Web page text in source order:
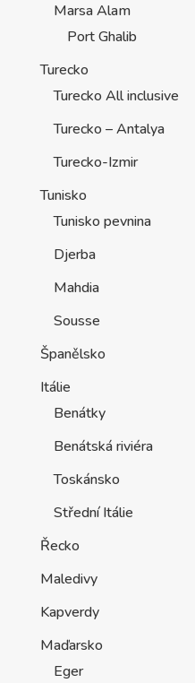
Marsa Alam
Port Ghalib
Turecko
Turecko All inclusive
Turecko – Antalya
Turecko-Izmir
Tunisko
Tunisko pevnina
Djerba
Mahdia
Sousse
Španělsko
Itálie
Benátky
Benátská riviéra
Toskánsko
Střední Itálie
Řecko
Maledivy
Kapverdy
Maďarsko
Eger